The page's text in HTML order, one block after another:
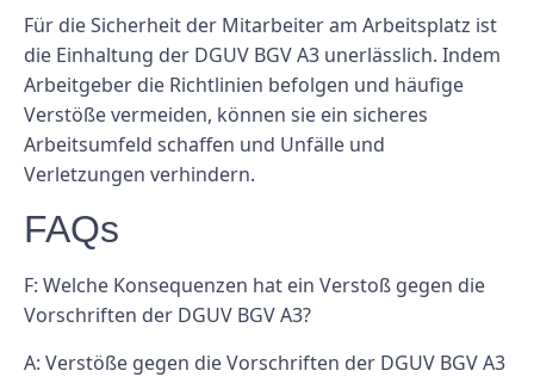
Für die Sicherheit der Mitarbeiter am Arbeitsplatz ist
die Einhaltung der DGUV BGV A3 unerlässlich. Indem
Arbeitgeber die Richtlinien befolgen und häufige
Verstöße vermeiden, können sie ein sicheres
Arbeitsumfeld schaffen und Unfälle und
Verletzungen verhindern.
FAQs
F: Welche Konsequenzen hat ein Verstoß gegen die
Vorschriften der DGUV BGV A3?
A: Verstöße gegen die Vorschriften der DGUV BGV A3